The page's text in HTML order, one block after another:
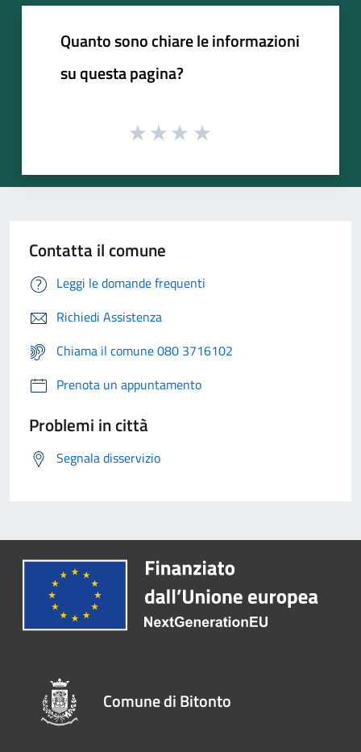
Quanto sono chiare le informazioni
su questa pagina?
Contatta il comune
Leggi le domande frequenti
Richiedi Assistenza
Chiama il comune 080 3716102
Prenota un appuntamento
Problemi in città
Segnala disservizio
Comune di Bitonto